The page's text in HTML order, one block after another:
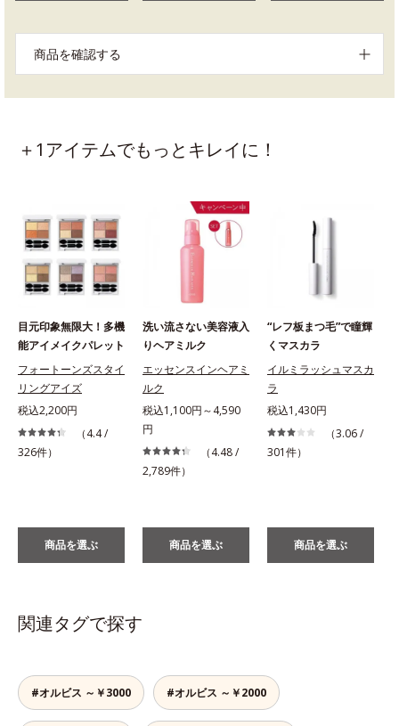
商品を確認する
＋1アイテムでもっとキレイに！
目元印象無限大！多機
能アイメイクパレット
フォートーンズスタイ
リングアイズ
税込2,200円
（4.4 /
326件）
商品を選ぶ
洗い流さない美容液入
りヘアミルク
エッセンスインヘアミ
ルク
税込1,100円～4,590
円
（4.48 /
2,789件）
商品を選ぶ
“レフ板まつ毛”で瞳輝
くマスカラ
イルミラッシュマスカ
ラ
税込1,430円
（3.06 /
301件）
商品を選ぶ
関連タグで探す
#オルビス ～￥3000 #オルビス ～￥2000